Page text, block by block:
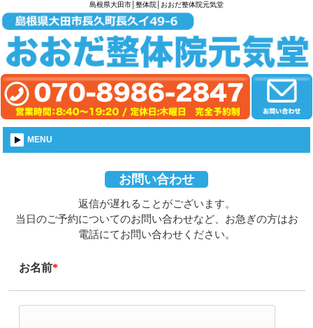
島根県大田市│整体院│おおだ整体院元気堂
MENU
お問い合わせ
返信が遅れることがございます。
当日のご予約についてのお問い合わせなど、お急ぎの方はお
電話にてお問い合わせください。
お名前*